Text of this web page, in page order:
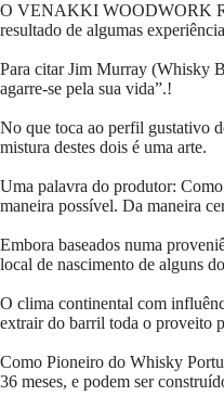
O VENAKKI WOODWORK
resultado de algumas
Para citar Jim Murray (Whisky
agarre-se pela sua vida”.!
No que toca ao perfil gustativo
mistura destes dois é uma arte.
Uma palavra do produtor: Como
maneira possível. Da maneira
Embora baseados numa
local de nascimento de alguns
O clima continental com
extrair do barril toda o proveito
Como Pioneiro do Whisky
36 meses, e podem ser